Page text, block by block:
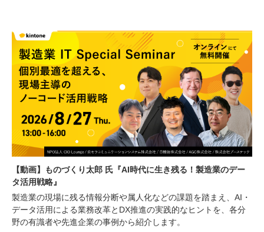
【動画】ものづくり太郎 氏『AI時代に生き残る！製造業のデー
タ活用戦略』
製造業の現場に残る情報分断や属人化などの課題を踏まえ、AI・
データ活用による業務改革とDX推進の実践的なヒントを、各分
野の有識者や先進企業の事例から紹介します。